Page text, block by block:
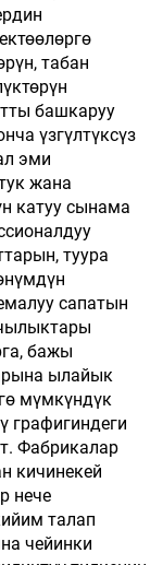
табан
башкаруу
үзгүлтүксүз
эми
жана
катуу сынама
туура
сапатын
бажы
ылайык
мүмкүндүк
графигиндеги
Фабрикалар
кичинекей
нече
талап
чейинки